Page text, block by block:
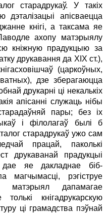
старадрукаў. У такіх
дэталізацыі апісваецца
кнігі, а таксама яе
ахопу матэрыялу
кніж­ную прадукцыю за
друкавання да XIX ст.),
(царкоўных,
дзе зберагаюцца
друкарні ці некалькіх
апісанні служаць нібы
пары; без іх
і філолагаў былі б
старадрукаў ужо сам
працай, паколькі
друкаванай прадукцыі
дае яе дакладнае біб­
магчымасці, рэгіструе
матэрыял дапамагае
кнігадрукарскую
ці грамадства пэўнай